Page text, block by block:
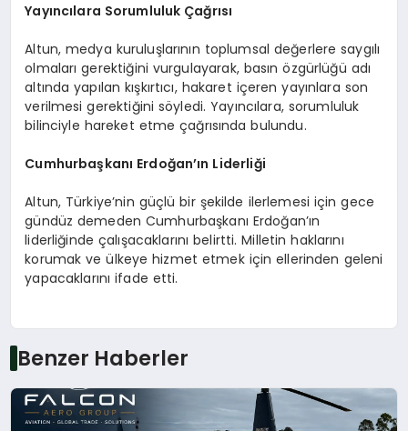
Yayıncılara Sorumluluk Çağrısı
Altun, medya kuruluşlarının toplumsal değerlere saygılı
olmaları gerektiğini vurgulayarak, basın özgürlüğü adı
altında yapılan kışkırtıcı, hakaret içeren yayınlara son
verilmesi gerektiğini söyledi. Yayıncılara, sorumluluk
bilinciyle hareket etme çağrısında bulundu.
Cumhurbaşkanı Erdoğan’ın Liderliği
Altun, Türkiye’nin güçlü bir şekilde ilerlemesi için gece
gündüz demeden Cumhurbaşkanı Erdoğan’ın
liderliğinde çalışacaklarını belirtti. Milletin haklarını
korumak ve ülkeye hizmet etmek için ellerinden geleni
yapacaklarını ifade etti.
Benzer Haberler